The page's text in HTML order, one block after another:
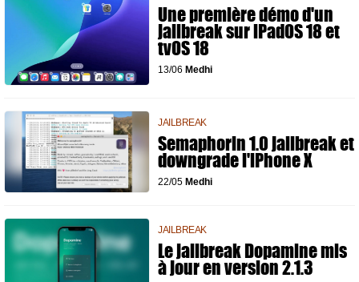
Une première démo d'un
jailbreak sur iPadOS 18 et
tvOS 18
13/06 Medhi
JAILBREAK
Semaphorin 1.0 jailbreak et
downgrade l'iPhone X
22/05 Medhi
JAILBREAK
Le jailbreak Dopamine mis
à jour en version 2.1.3